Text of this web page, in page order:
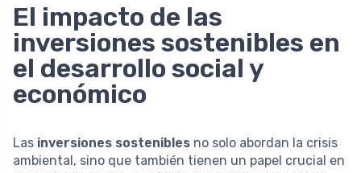
El impacto de las
inversiones sostenibles en
el desarrollo social y
económico
Las inversiones sostenibles no solo abordan la crisis
ambiental, sino que también tienen un papel crucial en